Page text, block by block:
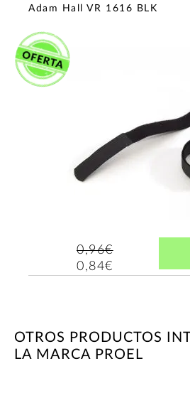
Adam Hall VR 1616 BLK
0,96€
0,84€
OTROS PRODUCTOS
LA MARCA PROEL